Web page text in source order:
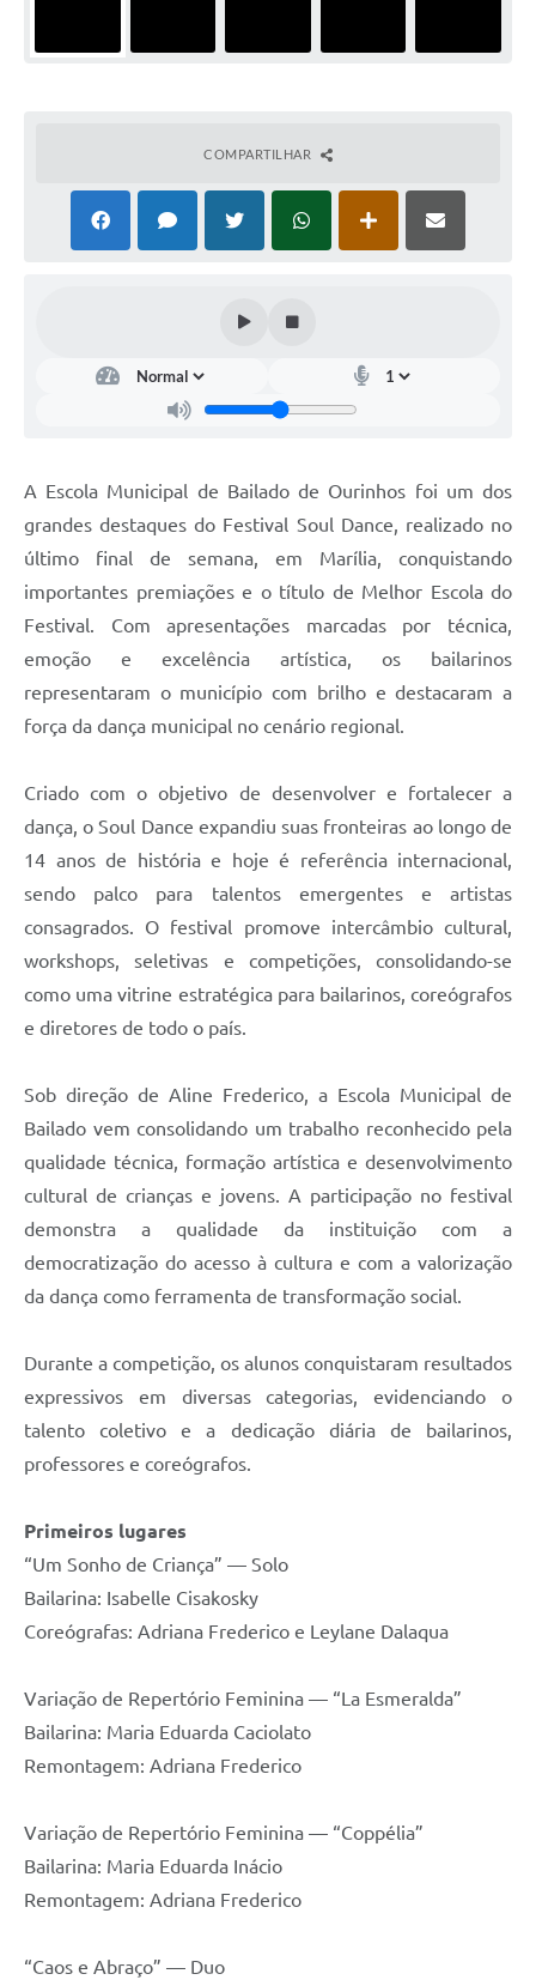
COMPARTILHAR
A Escola Municipal de Bailado de Ourinhos foi um dos
grandes destaques do Festival Soul Dance, realizado no
último final de semana, em Marília, conquistando
importantes premiações e o título de Melhor Escola do
Festival. Com apresentações marcadas por técnica,
emoção e excelência artística, os bailarinos
representaram o município com brilho e destacaram a
força da dança municipal no cenário regional.
Criado com o objetivo de desenvolver e fortalecer a
dança, o Soul Dance expandiu suas fronteiras ao longo de
14 anos de história e hoje é referência internacional,
sendo palco para talentos emergentes e artistas
consagrados. O festival promove intercâmbio cultural,
workshops, seletivas e competições, consolidando-se
como uma vitrine estratégica para bailarinos, coreógrafos
e diretores de todo o país.
Sob direção de Aline Frederico, a Escola Municipal de
Bailado vem consolidando um trabalho reconhecido pela
qualidade técnica, formação artística e desenvolvimento
cultural de crianças e jovens. A participação no festival
demonstra a qualidade da instituição com a
democratização do acesso à cultura e com a valorização
da dança como ferramenta de transformação social.
Durante a competição, os alunos conquistaram resultados
expressivos em diversas categorias, evidenciando o
talento coletivo e a dedicação diária de bailarinos,
professores e coreógrafos.
Primeiros lugares
“Um Sonho de Criança” — Solo
Bailarina: Isabelle Cisakosky
Coreógrafas: Adriana Frederico e Leylane Dalaqua
Variação de Repertório Feminina — “La Esmeralda”
Bailarina: Maria Eduarda Caciolato
Remontagem: Adriana Frederico
Variação de Repertório Feminina — “Coppélia”
Bailarina: Maria Eduarda Inácio
Remontagem: Adriana Frederico
“Caos e Abraço” — Duo